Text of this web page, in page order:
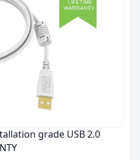
grade USB 2.0